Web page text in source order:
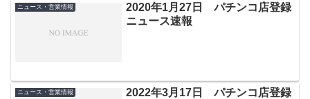
ニュース・営業情報
2020年1月27日 パチンコ店登録
ニュース速報
ニュース・営業情報
2022年3月17日 パチンコ店登録